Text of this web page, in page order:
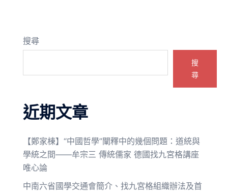
搜尋
搜
尋
近期文章
【鄭家棟】“中國哲學”闡釋中的幾個問題：道統與
學統之間——牟宗三 傳統儒家 德國找九宮格講座
唯心論
中南六省國學交通會簡介、找九宮格組織辦法及首